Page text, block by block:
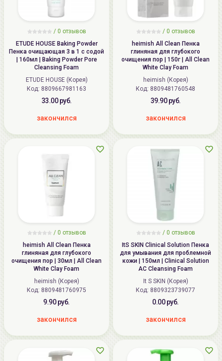
/ 0 отзывов
ETUDE HOUSE Baking Powder
Пенка очищающая 3 в 1 с содой
| 160мл | Baking Powder Pore
Cleansing Foam
ETUDE HOUSE (Корея)
Код: 8809667981163
33.00 руб.
закончился
/ 0 отзывов
heimish All Clean Пенка
глиняная для глубокого
очищения пор | 150г | All Clean
White Clay Foam
heimish (Корея)
Код: 8809481760548
39.90 руб.
закончился
/ 0 отзывов
heimish All Clean Пенка
глиняная для глубокого
очищения пор | 30мл | All Clean
White Clay Foam
heimish (Корея)
Код: 8809481760975
9.90 руб.
закончился
/ 0 отзывов
ItS SKIN Clinical Solution Пенка
для умывания для проблемной
кожи | 150мл | Clinical Solution
AC Cleansing Foam
It S SKIN (Корея)
Код: 8809323739077
0.00 руб.
закончился